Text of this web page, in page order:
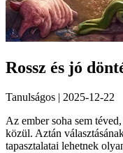
Rossz és jó
Tanulságos | 2025-12-22
Az ember soha sem
közül. Aztán
tapasztalatai lehetnek